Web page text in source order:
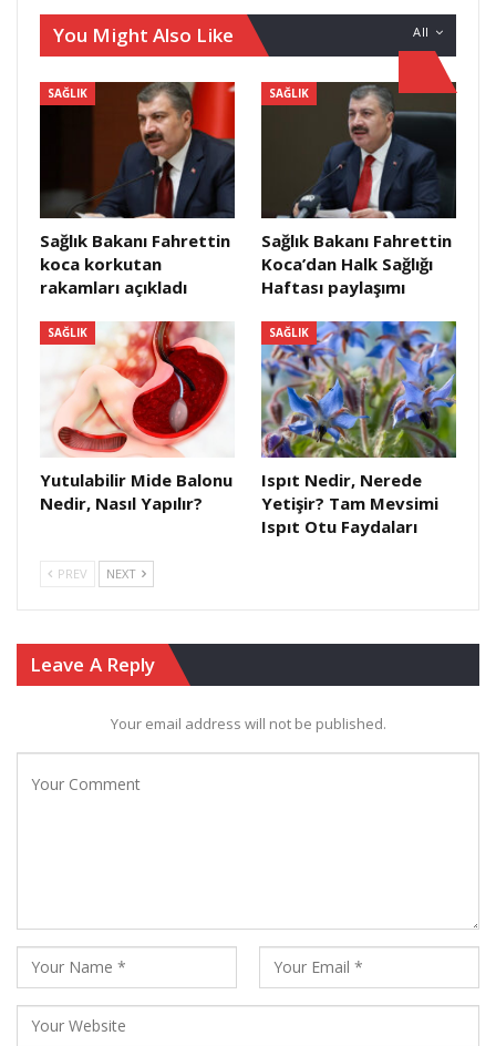
All
You Might Also Like
SAĞLIK
Sağlık Bakanı Fahrettin
koca korkutan
rakamları açıkladı
SAĞLIK
Sağlık Bakanı Fahrettin
Koca’dan Halk Sağlığı
Haftası paylaşımı
SAĞLIK
Yutulabilir Mide Balonu
Nedir, Nasıl Yapılır?
SAĞLIK
Ispıt Nedir, Nerede
Yetişir? Tam Mevsimi
Ispıt Otu Faydaları
PREV NEXT
Leave A Reply
Your email address will not be published.